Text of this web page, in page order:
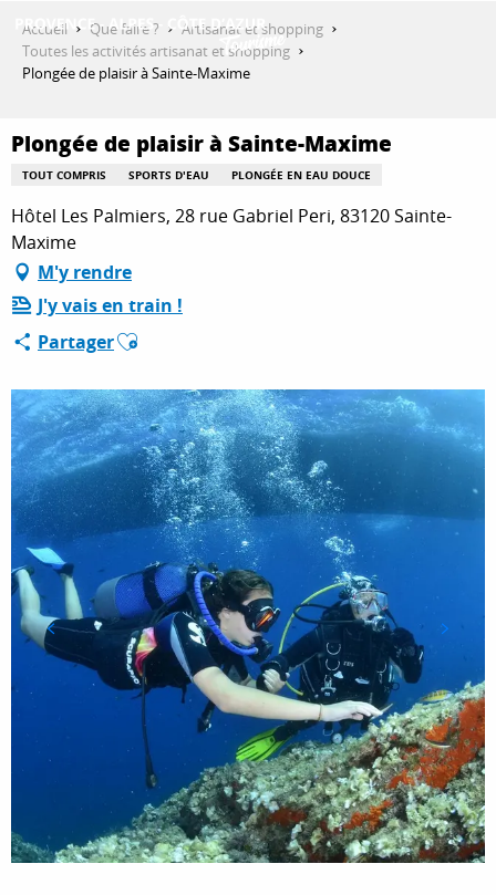
contenu
QUE FAIRE ?
SÉJOURNER
ESPACE PRO
Accueil Que faire ?
Artisanat et shopping
Toutes les activités artisanat et shopping
Plongée de plaisir à Sainte-Maxime
Plongée de plaisir à Sainte-Maxime
TOUT COMPRIS SPORTS D'EAU PLONGÉE EN EAU DOUCE
Hôtel Les Palmiers, 28 rue Gabriel Peri, 83120 Sainte-
Maxime
M'y rendre
J'y vais en train !
PartagerAjouter aux favoris